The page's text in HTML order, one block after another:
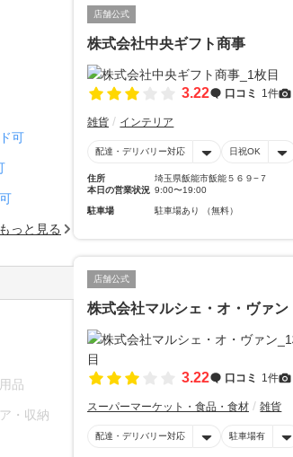
店舗公式
株式会社中央ギフト商事
3.22 口コミ 1件
雑貨 インテリア
配達・デリバリー対応 日祝OK
住所
埼玉県飯能市飯能５６９−７
本日の営業状況 9:00〜19:00
駐車場 駐車場あり （無料）
店舗公式
株式会社マルシェ・オ・ヴァン
3.22 口コミ 1件
スーパーマーケット・食品・食材 雑貨
配達・デリバリー対応 駐車場有
可
もっと見る
品
・収納